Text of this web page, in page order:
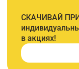
СКАЧИВАЙ
в акциях!